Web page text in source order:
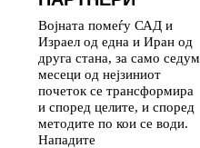
Војната помеѓу САД и
Израел од една и Иран од
друга стана, за само седум
месеци од нејзиниот
почеток се трансформира
и според целите, и според
методите по кои се води.
Нападите